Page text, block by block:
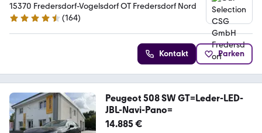
15370 Fredersdorf-Vogelsdorf OT Fredersdorf Nord
4.6 Sterne
(164)
Kontakt Parken
Peugeot 508 SW GT=Leder-LED-
JBL-Navi-Pano=
14.885 €